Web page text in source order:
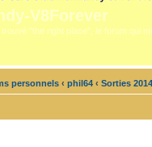
V8Forever
"the right place", le forum qui
personnels ‹ phil64 ‹ Sorties 2014